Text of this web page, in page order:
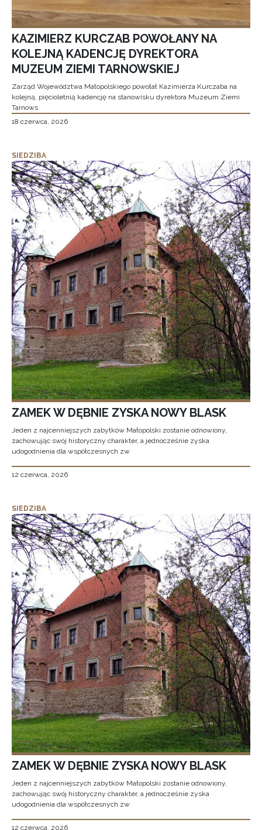
KAZIMIERZ KURCZAB POWOŁANY NA
KOLEJNĄ KADENCJĘ DYREKTORA
MUZEUM ZIEMI TARNOWSKIEJ
Zarząd Województwa Małopolskiego powołał Kazimierza Kurczaba na
kolejną, pięcioletnią kadencję na stanowisku dyrektora Muzeum Ziemi
Tarnows
18 czerwca, 2026
SIEDZIBA
ZAMEK W DĘBNIE ZYSKA NOWY BLASK
Jeden z najcenniejszych zabytków Małopolski zostanie odnowiony,
zachowując swój historyczny charakter, a jednocześnie zyska
udogodnienia dla współczesnych zw
12 czerwca, 2026
SIEDZIBA
ZAMEK W DĘBNIE ZYSKA NOWY BLASK
Jeden z najcenniejszych zabytków Małopolski zostanie odnowiony,
zachowując swój historyczny charakter, a jednocześnie zyska
udogodnienia dla współczesnych zw
12 czerwca, 2026